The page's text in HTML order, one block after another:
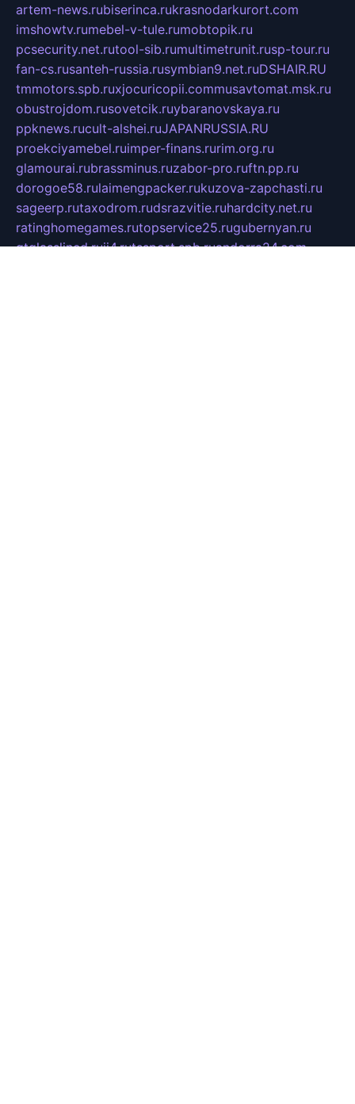
artem-news.rubiserinca.rukrasnodarkurort.com
imshowtv.rumebel-v-tule.rumobtopik.ru
pcsecurity.net.rutool-sib.rumultimetrunit.rusp-tour.ru
fan-cs.rusanteh-russia.rusymbian9.net.ruDSHAIR.RU
tmmotors.spb.ruxjocuricopii.commusavtomat.msk.ru
obustrojdom.rusovetcik.ruybaranovskaya.ru
ppknews.rucult-alshei.ruJAPANRUSSIA.RU
proekciyamebel.ruimper-finans.rurim.org.ru
glamourai.rubrassminus.ruzabor-pro.ruftn.pp.ru
dorogoe58.rulaimengpacker.rukuzova-zapchasti.ru
sageerp.rutaxodrom.rudsrazvitie.ruhardcity.net.ru
ratinghomegames.rutopservice25.rugubernyan.ru
gtglasslined.ruii4.rutssport.spb.ruandorra24.com